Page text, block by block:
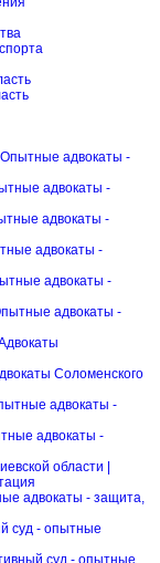
Опытные адвокаты -
адвокаты -
адвокаты -
адвокаты -
адвокаты -
адвокаты -
Соломенского
адвокаты -
адвокаты -
области |
адвокаты - защита,
суд - опытные
суд - опытные